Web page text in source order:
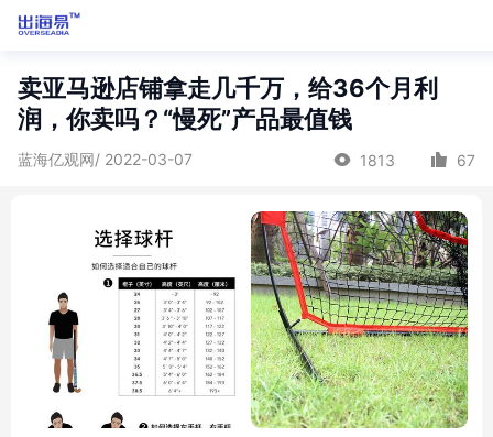
卖亚马逊店铺拿走几千万，给36个月利
润，你卖吗？“慢死”产品最值钱
蓝海亿观网/ 2022-03-07 1813 67